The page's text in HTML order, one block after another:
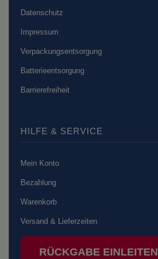
Datenschutz
Impressum
Verpackungsentsorgung
Batterieentsorgung
Barrierefreiheit
HILFE & SERVICE
Mein Konto
Bezahlung
Warenkorb
Versand & Lieferzeiten
RÜCKGABE EINLEITEN